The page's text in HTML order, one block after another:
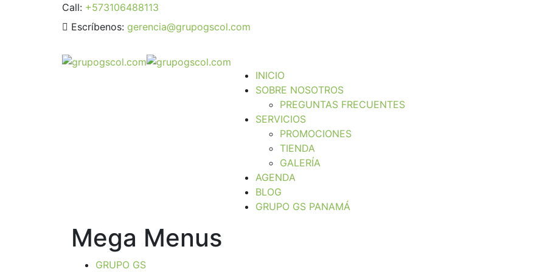
Call: +573106488113
Escríbenos: gerencia@grupogscol.com
INICIO
SOBRE NOSOTROS
PREGUNTAS FRECUENTES
SERVICIOS
PROMOCIONES
TIENDA
GALERÍA
AGENDA
BLOG
GRUPO GS PANAMÁ
Mega Menus
GRUPO GS